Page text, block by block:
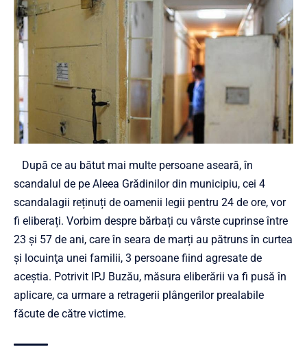
După ce au bătut mai multe persoane aseară, în
scandalul de pe Aleea Grădinilor din municipiu, cei 4
scandalagii reținuți de oamenii legii pentru 24 de ore, vor
fi eliberați. Vorbim despre bărbați cu vârste cuprinse între
23 şi 57 de ani, care în seara de marți au pătruns în curtea
și locuinţa unei familii, 3 persoane fiind agresate de
aceştia. Potrivit IPJ Buzău, măsura eliberării va fi pusă în
aplicare, ca urmare a retragerii plângerilor prealabile
făcute de către victime.